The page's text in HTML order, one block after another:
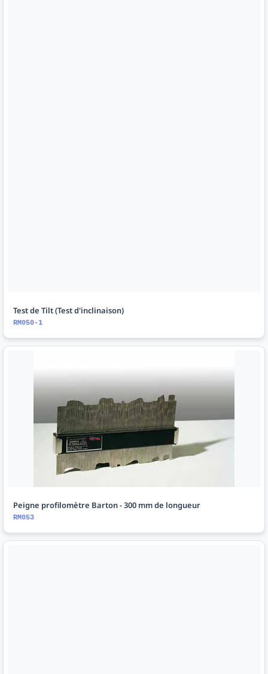
Test de Tilt (Test d'inclinaison)
RM050-1
Peigne profilomètre Barton - 300 mm de longueur
RM053